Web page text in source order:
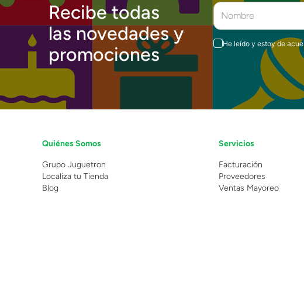
Recibe todas
las novedades y
promociones
He leído y estoy de
Quiénes Somos
Grupo Juguetron
Localiza tu Tienda
Blog
Servicios
Facturación
Proveedores
Ventas Mayoreo